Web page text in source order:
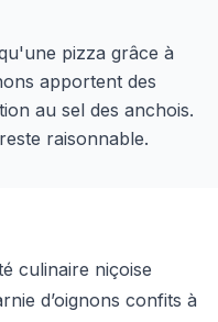
pizza grâce à
apportent des
au sel des anchois.
raisonnable.
culinaire niçoise
d’oignons confits à